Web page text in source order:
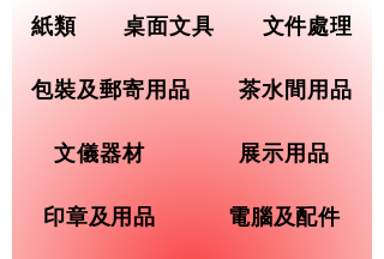
紙類 桌面文具 文件處理
包裝及郵寄用品 茶水間用品
文儀器材 展示用品
印章及用品 電腦及配件